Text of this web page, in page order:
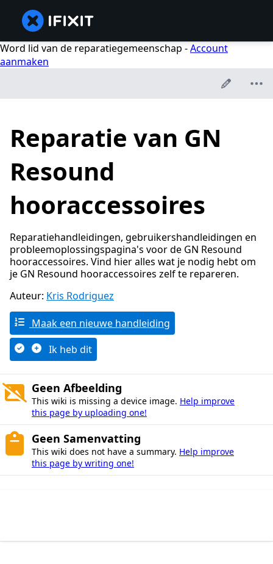
Word lid van de reparatiegemeenschap -Account
aanmaken
Reparatie van GN
Resound
hooraccessoires
Reparatiehandleidingen, gebruikershandleidingen en
probleemoplossingspagina's voor de GN Resound
hooraccessoires. Vind hier alles wat je nodig hebt om
je GN Resound hooraccessoires zelf te repareren.
Auteur: Kris Rodriguez
Maak een nieuwe handleiding
Ik heb dit
Geen Afbeelding
This wiki is missing a device image. Help improve
this page by uploading one!
Geen Samenvatting
This wiki does not have a summary. Help improve
this page by writing one!